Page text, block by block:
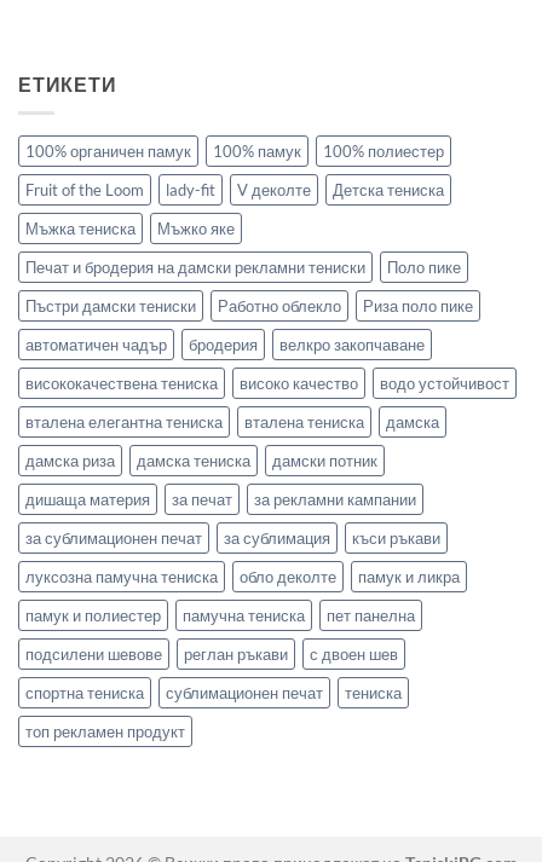
ЕТИКЕТИ
100% органичен памук 100% памук
100% полиестер
Fruit of the Loom
lady-fit V деколте
Детска тениска
Мъжка тениска
Мъжко яке
Печат и бродерия на дамски рекламни тениски
Поло пике
Пъстри дамски тениски
Работно облекло
Риза поло пике
автоматичен чадър
бродерия
велкро закопчаване
висококачествена тениска
високо качество
водо устойчивост
вталена елегантна тениска
вталена тениска
дамска
дамска риза
дамска тениска
дамски потник
дишаща материя
за печат
за рекламни кампании
за сублимационен печат
за сублимация
къси ръкави
луксозна памучна тениска
обло деколте
памук и ликра
памук и полиестер
памучна тениска
пет панелна
подсилени шевове
реглан ръкави
с двоен шев
спортна тениска
сублимационен печат
тениска
топ рекламен продукт